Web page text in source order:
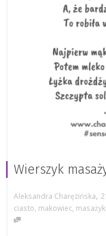
Wierszyk
Aleksandra Charęzińska,
ciasto makowiec masażyk